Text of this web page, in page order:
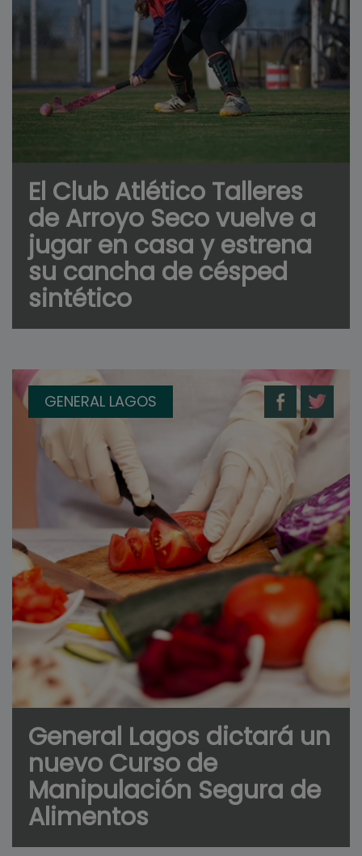
El Club Atlético Talleres
de Arroyo Seco vuelve a
jugar en casa y estrena
su cancha de césped
sintético
GENERAL LAGOS
General Lagos dictará un
nuevo Curso de
Manipulación Segura de
Alimentos